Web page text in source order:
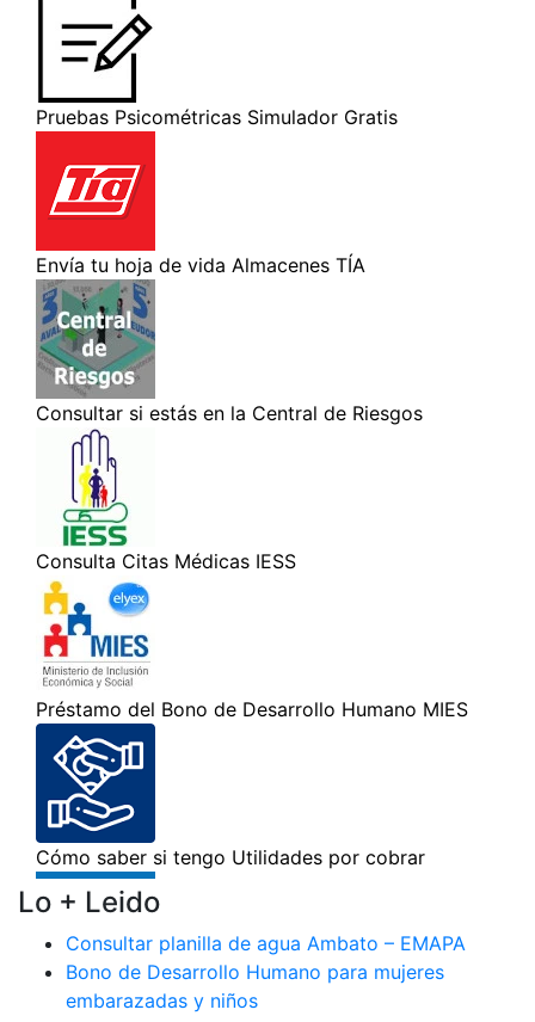
Lo + Leido
Consultar planilla de agua Ambato – EMAPA
Bono de Desarrollo Humano para mujeres
embarazadas y niños